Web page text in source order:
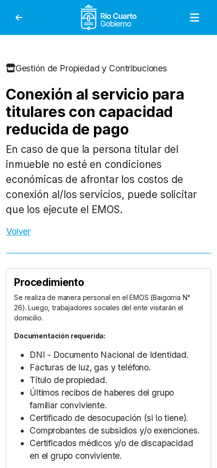
Gobierno de Río
Gestión de Propiedad y Contribuciones
Conexión al servicio para
titulares con capacidad
reducida de pago
En caso de que la persona titular del
inmueble no esté en condiciones
económicas de afrontar los costos de
conexión al/los servicios, puede solicitar
que los ejecute el EMOS.
Volver
Procedimiento
Se realiza de manera personal en el EMOS (Baigorria N°
26). Luego, trabajadores sociales del ente visitarán el
domicilio.
Documentación requerida:
DNI - Documento Nacional de Identidad.
Facturas de luz, gas y teléfono.
Título de propiedad.
Últimos recibos de haberes del grupo
familiar conviviente.
Certificado de desocupación (si lo tiene).
Comprobantes de subsidios y/o exenciones.
Certificados médicos y/o de discapacidad
en el grupo conviviente.